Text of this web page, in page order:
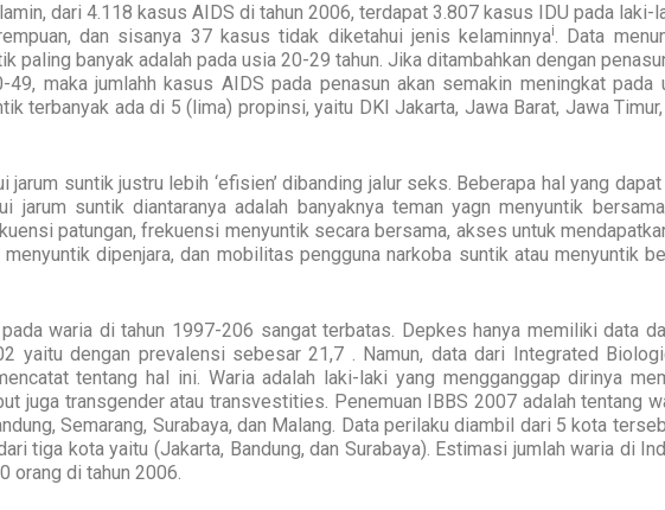
dari 4.118 kasus AIDS di tahun 2006, terdapat 3.807 kasus IDU pada laki-
dan sisanya 37 kasus tidak diketahui jenis kelaminnyai. Data
paling banyak adalah pada usia 20-29 tahun. Jika ditambahkan dengan
maka jumlahh kasus AIDS pada penasun akan semakin meningkat pada
terbanyak ada di 5 (lima) propinsi, yaitu DKI Jakarta, Jawa Barat, Jawa
jarum suntik justru lebih ‘efisien’ dibanding jalur seks. Beberapa hal yang
jarum suntik diantaranya adalah banyaknya teman yagn menyuntik
patungan, frekuensi menyuntik secara bersama, akses untuk
menyuntik dipenjara, dan mobilitas pengguna narkoba suntik atau menyuntik
waria di tahun 1997-206 sangat terbatas. Depkes hanya memiliki data
yaitu dengan prevalensi sebesar 21,7 . Namun, data dari Integrated
tentang hal ini. Waria adalah laki-laki yang mengganggap dirinya
juga transgender atau transvestities. Penemuan IBBS 2007 adalah tentang
Semarang, Surabaya, dan Malang. Data perilaku diambil dari 5 kota
tiga kota yaitu (Jakarta, Bandung, dan Surabaya). Estimasi jumlah waria di
orang di tahun 2006.